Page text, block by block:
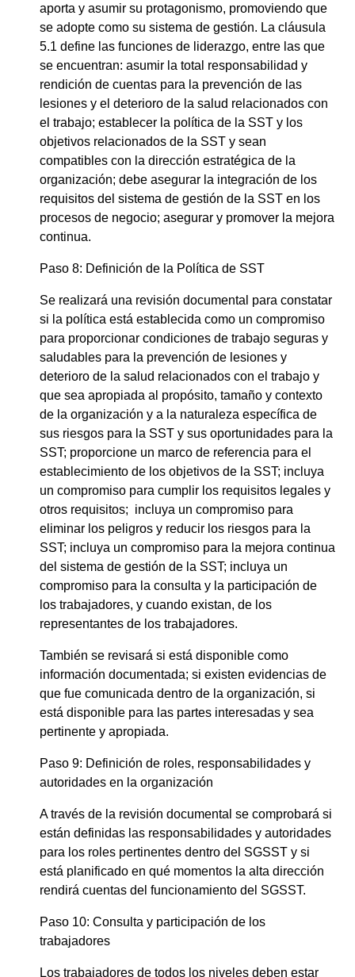
aporta y asumir su protagonismo, promoviendo que
se adopte como su sistema de gestión. La cláusula
5.1 define las funciones de liderazgo, entre las que
se encuentran: asumir la total responsabilidad y
rendición de cuentas para la prevención de las
lesiones y el deterioro de la salud relacionados con
el trabajo; establecer la política de la SST y los
objetivos relacionados de la SST y sean
compatibles con la dirección estratégica de la
organización; debe asegurar la integración de los
requisitos del sistema de gestión de la SST en los
procesos de negocio; asegurar y promover la mejora
continua.
Paso 8: Definición de la Política de SST
Se realizará una revisión documental para constatar
si la política está establecida como un compromiso
para proporcionar condiciones de trabajo seguras y
saludables para la prevención de lesiones y
deterioro de la salud relacionados con el trabajo y
que sea apropiada al propósito, tamaño y contexto
de la organización y a la naturaleza específica de
sus riesgos para la SST y sus oportunidades para la
SST; proporcione un marco de referencia para el
establecimiento de los objetivos de la SST; incluya
un compromiso para cumplir los requisitos legales y
otros requisitos; incluya un compromiso para
eliminar los peligros y reducir los riesgos para la
SST; incluya un compromiso para la mejora continua
del sistema de gestión de la SST; incluya un
compromiso para la consulta y la participación de
los trabajadores, y cuando existan, de los
representantes de los trabajadores.
También se revisará si está disponible como
información documentada; si existen evidencias de
que fue comunicada dentro de la organización, si
está disponible para las partes interesadas y sea
pertinente y apropiada.
Paso 9: Definición de roles, responsabilidades y
autoridades en la organización
A través de la revisión documental se comprobará si
están definidas las responsabilidades y autoridades
para los roles pertinentes dentro del SGSST y si
está planificado en qué momentos la alta dirección
rendirá cuentas del funcionamiento del SGSST.
Paso 10: Consulta y participación de los
trabajadores
Los trabajadores de todos los niveles deben estar